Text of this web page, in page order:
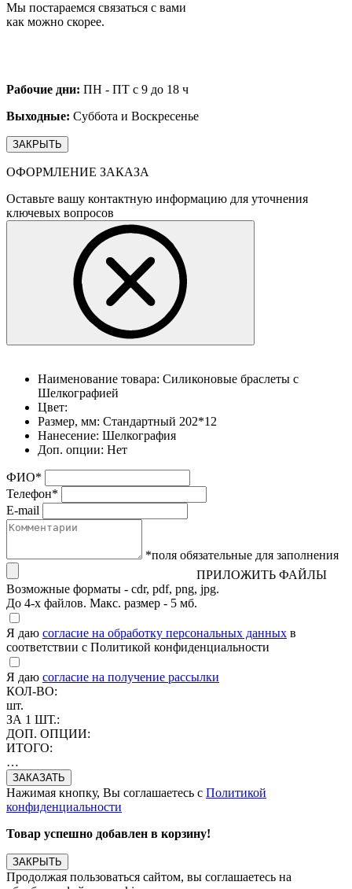
Мы постараемся связаться с вами
как можно скорее.
Рабочие дни: ПН - ПТ с 9 до 18 ч
Выходные: Суббота и Воскресенье
ЗАКРЫТЬ
ОФОРМЛЕНИЕ ЗАКАЗА
Оставьте вашу контактную информацию для уточнения
ключевых вопросов
Наименование товара: Силиконовые браслеты с
Шелкографией
Цвет:
Размер, мм: Стандартный 202*12
Нанесение: Шелкография
Доп. опции: Нет
ФИО*
Телефон*
E-mail
*поля обязательные для заполнения
ПРИЛОЖИТЬ ФАЙЛЫ
Возможные форматы - cdr, pdf, png, jpg.
До 4-х файлов. Макс. размер - 5 мб.
Я даю согласие на обработку персональных данных в
соответствии с Политикой конфиденциальности
Я даю согласие на получение рассылки
КОЛ-ВО:
шт.
ЗА 1 ШТ.:
ДОП. ОПЦИИ:
ИТОГО:
…
Нажимая кнопку, Вы соглашаетесь с Политикой
конфиденциальности
Товар успешно добавлен в корзину!
ЗАКРЫТЬ
Продолжая пользоваться сайтом, вы соглашаетесь на